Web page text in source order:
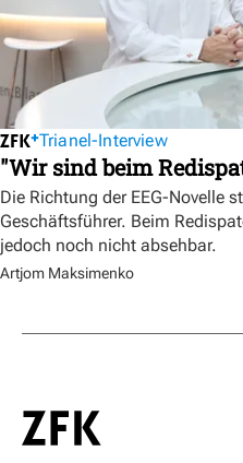
Trianel-Interview
"Wir sind beim
Die Richtung der EEG-Novelle
Geschäftsführer. Beim
jedoch noch nicht absehbar.
Artjom Maksimenko